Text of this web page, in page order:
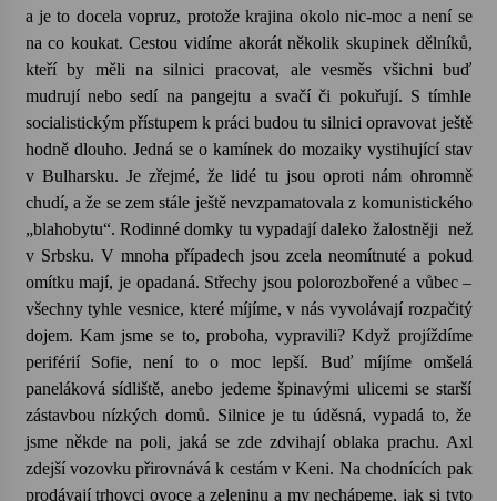
a je to docela vopruz, protože krajina okolo nic-moc a není se
na co koukat. Cestou vidíme akorát několik skupinek dělníků,
kteří by měli na silnici pracovat, ale vesměs všichni buď
mudrují nebo sedí na pangejtu a svačí či pokuřují. S tímhle
socialistickým přístupem k práci budou tu silnici opravovat ještě
hodně dlouho. Jedná se o kamínek do mozaiky vystihující stav
v Bulharsku. Je zřejmé, že lidé tu jsou oproti nám ohromně
chudí, a že se zem stále ještě nevzpamatovala z komunistického
„blahobytu“. Rodinné domky tu vypadají daleko žalostněji než
v Srbsku. V mnoha případech jsou zcela neomítnuté a pokud
omítku mají, je opadaná. Střechy jsou polorozbořené a vůbec –
všechny tyhle vesnice, které míjíme, v nás vyvolávají rozpačitý
dojem. Kam jsme se to, proboha, vypravili? Když projíždíme
periférií Sofie, není to o moc lepší. Buď míjíme omšelá
paneláková sídliště, anebo jedeme špinavými ulicemi se starší
zástavbou nízkých domů. Silnice je tu úděsná, vypadá to, že
jsme někde na poli, jaká se zde zdvihají oblaka prachu. Axl
zdejší vozovku přirovnává k cestám v Keni. Na chodnících pak
prodávají trhovci ovoce a zeleninu a my nechápeme, jak si tyto